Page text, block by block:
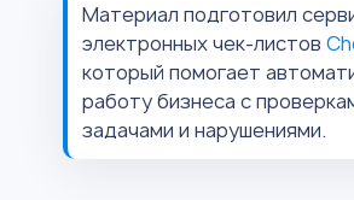
Материал подготовил
электронных чек-листов
который помогает
работу бизнеса с
задачами и нарушениями.